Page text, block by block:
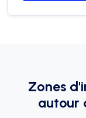
Zones
autour